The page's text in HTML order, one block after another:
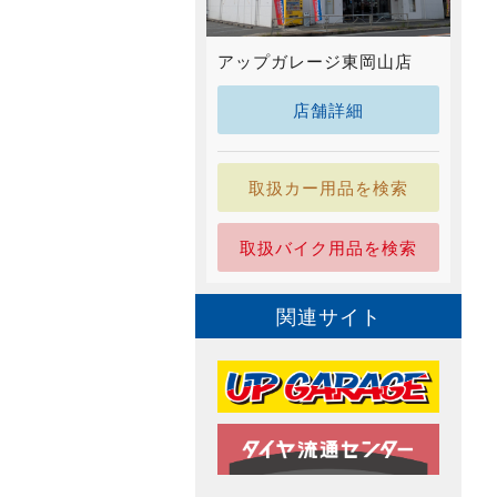
アップガレージ東岡山店
店舗詳細
取扱カー用品を検索
取扱バイク用品を検索
関連サイト